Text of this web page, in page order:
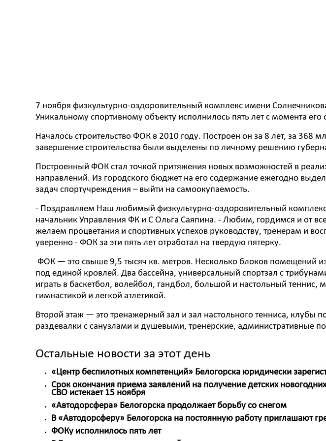
7 ноября физкультурно-оздоровительный комплекс имени
Уникальному спортивному объекту исполнилось пять лет с момента его
Началось строительство ФОК в 2010 году. Построен он за 8 лет, за 368
завершение строительства были выделены по личному решению
Построенный ФОК стал точкой притяжения новых возможностей в
направлений. Из городского бюджет на его содержание ежегодно
задач спортучреждения – выйти на самоокупаемость.
- Поздравляем Наш любимый физкультурно-оздоровительный
начальник Управления ФК и С Ольга Саяпина. - Любим, гордимся и от
желаем процветания и спортивных успехов руководству, тренерам и
уверенно - ФОК за эти пять лет отработал на твердую пятерку.
ФОК — это свыше 9,5 тысяч кв. метров. Несколько блоков помещений
под единой кровлей. Два бассейна, универсальный спортзал с
играть в баскетбол, волейбол, гандбол, большой и настольный теннис,
гимнастикой и легкой атлетикой.
Второй этаж — это тренажерный зал и зал настольного тенниса, клубы
раздевалки с санузлами и душевыми, тренерские, административные
Остальные новости за этот день
«Центр беспилотных компетенций» Белогорска юридически
Срок окончания приема заявлений на получение детских
СВО истекает 15 ноября
«Автодорсфера» Белогорска продолжает борьбу со снегом
В «Автодорсферу» Белогорска на постоянную работу приглашают
ФОКу исполнилось пять лет